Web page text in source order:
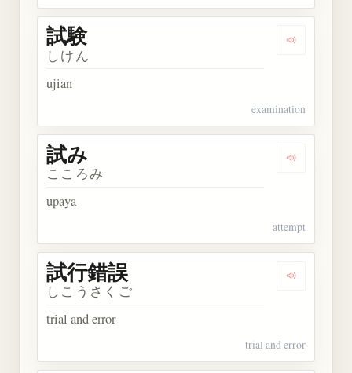
Dengarkan
試験
しけん
ujian
examination
Dengarkan
試み
こころみ
upaya
attempt
Dengarkan
試行錯誤
しこうさくご
trial and error
trial and error